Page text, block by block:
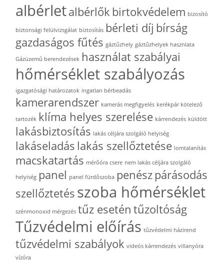
albérletalbérlők birtokvédelem bizosító
biztonsági felülvizsgálat biztosítás bérleti díj bírság
gazdaságos fűtés gáztűzhely gáztűzhelyek hasznlata
Gázüzemű berendezések használat szabályai
hőmérséklet szabályozás
igazgatósági határozatok ingatlan bérbeadás
kamerarendszer kamerás megfigyelés kerékpár kötelező
tartozék klíma helyes szerelése kárrendezés küldött
lakásbiztosítás lakás céljára szolgáló helyiség
lakáseladás lakás szellőztetése lomtalanítás
macskatartás mérőóra csere nem lakás céljára szolgáló
helyiség panel panel fürdőszoba penész párásodás
szellőztetés szoba hőmérséklet
szénmonoxid mérgezés tűz esetén tűzoltóság
Tűzvédelmi előírás tűzvédelmi házirend
tűzvédelmi szabályok videós kárrendezés villanyóra
vízóra